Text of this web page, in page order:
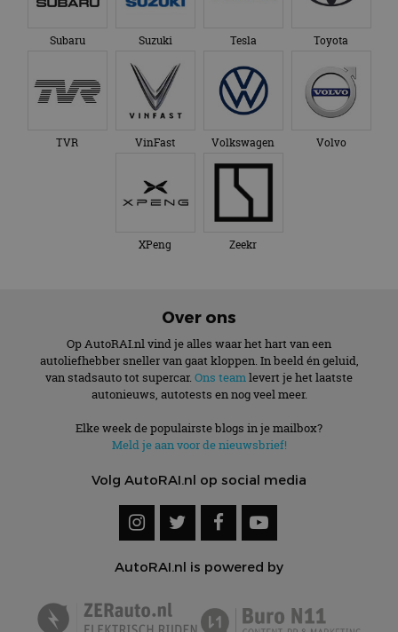
Subaru Suzuki Tesla Toyota
TVR VinFast Volkswagen Volvo
XPeng Zeekr
Over ons
Op AutoRAI.nl vind je alles waar het hart van een
autoliefhebber sneller van gaat kloppen. In beeld én geluid,
van stadsauto tot supercar. Ons teamlevert je het laatste
autonieuws, autotests en nog veel meer.
Elke week de populairste blogs in je mailbox?
Meld je aan voor de nieuwsbrief!
Volg AutoRAI.nl op social media
AutoRAI.nl is powered by